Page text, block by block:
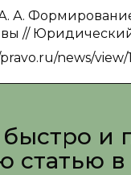
А. А.
//
news/view/
и
статью